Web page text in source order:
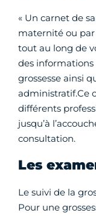
« Un carnet de
maternité ou
tout au long de
des
grossesse ainsi
administratif.Ce
différents
jusqu’à
consultation.
Les
Le suivi de la
Pour une